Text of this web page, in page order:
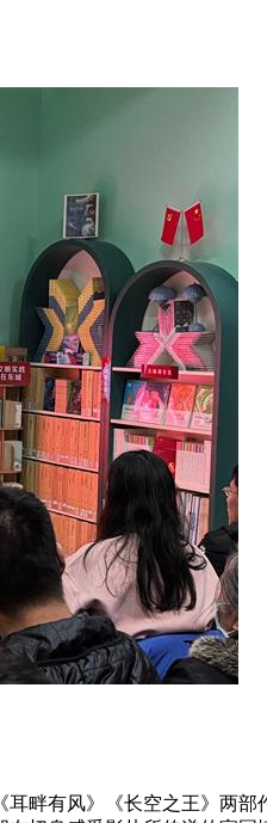
畔有风》《长空之王》两